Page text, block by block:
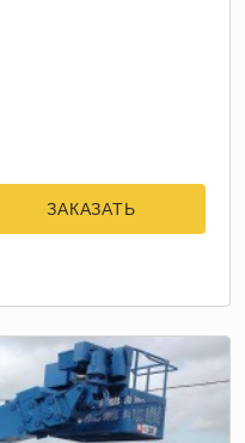
ЗАКАЗАТЬ